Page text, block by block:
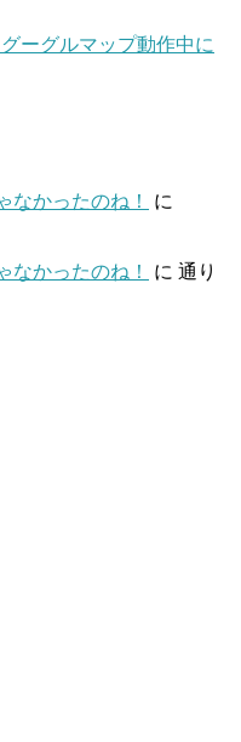
ーグルマップ動作中に
なかったのね！
に
なかったのね！
に 通り